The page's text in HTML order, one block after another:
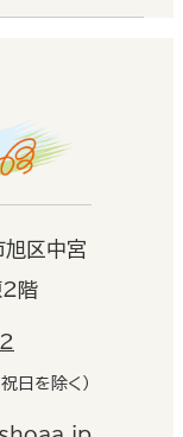
区中宮
階
日を除く）